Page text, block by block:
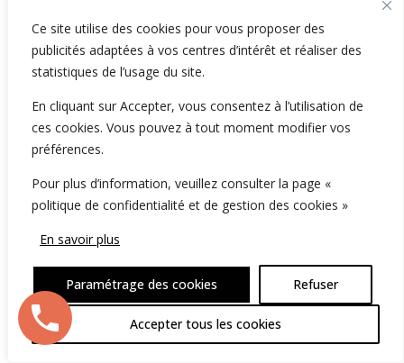
Ce site utilise des cookies pour vous proposer des
publicités adaptées à vos centres d’intérêt et réaliser des
statistiques de l’usage du site.
En cliquant sur Accepter, vous consentez à l’utilisation de
ces cookies. Vous pouvez à tout moment modifier vos
préférences.
Pour plus d’information, veuillez consulter la page «
politique de confidentialité et de gestion des cookies »
En savoir plus
Paramétrage des cookies Refuser
Accepter tous les cookies
Nos offres de parrainage
Blog
FAQ
Conseil informatique Particulier
Trouver un prestataire
Devenir Professionnel NumiConsult
Nous contacter
+33 (0) 6 22 17 88 17